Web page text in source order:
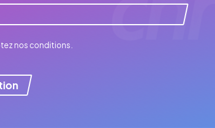
nos conditions